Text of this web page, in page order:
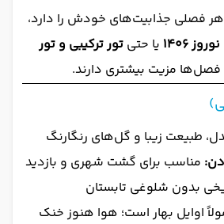
فصلی جذابیت‌های خودش را دارد،
1406 یا حتی تور ترکیبی و تور
فصل‌ها مزیت بیشتری دارند.
طبیعت زیبا و گل‌های رنگارنگ
مناسب برای گشت شهری و بازدید
بدون شلوغی تابستان
اوایل بهار است؛ هوا هنوز خنک